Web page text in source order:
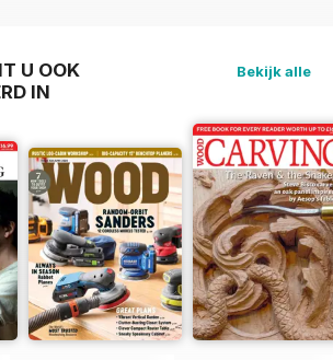
U OOK
IN
Bekijk alle